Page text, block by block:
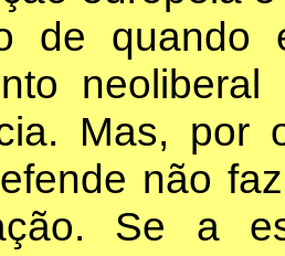
de quando
Mas, por
não
Se a